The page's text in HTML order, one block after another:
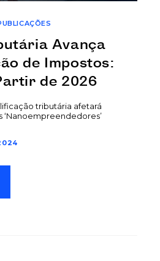
Avança
de Impostos:
de 2026
tributária afetará
‘Nanoempreendedores’